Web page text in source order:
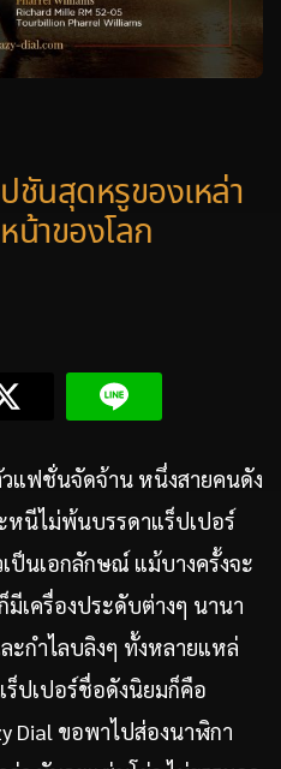
ชันสุดหรูของเหล่า
น้าของโลก
แฟชั่นจัดจ้าน หนึ่งสายคนดัง
หนีไม่พ้นบรรดาแร็ปเปอร์
ป็นเอกลักษณ์ แม้บางครั้งจะ
มีเครื่องประดับต่างๆ นานา
ะกำไลบลิงๆ ทั้งหลายแหล่
ร็ปเปอร์ชื่อดังนิยมก็คือ
Dial ขอพาไปส่องนาฬิกา